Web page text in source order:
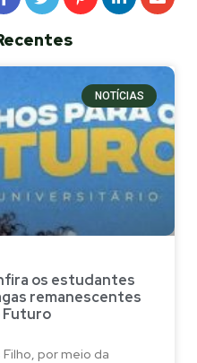
NOTÍCIAS
os estudantes
remanescentes
Futuro
por meio da